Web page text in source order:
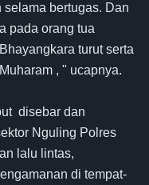
bertugas. Dan
pada orang tua
turut serta
, " ucapnya.
disebar dan
Nguling Polres
lalu lintas,
di tempat-